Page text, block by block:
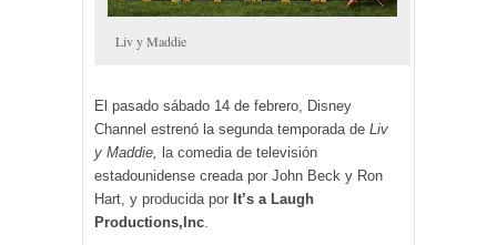
Liv y Maddie
El pasado sábado 14 de febrero, Disney
Channel estrenó la segunda temporada de Liv
y Maddie, la comedia de televisión
estadounidense creada por John Beck y Ron
Hart, y producida por It’s a Laugh
Productions,Inc.